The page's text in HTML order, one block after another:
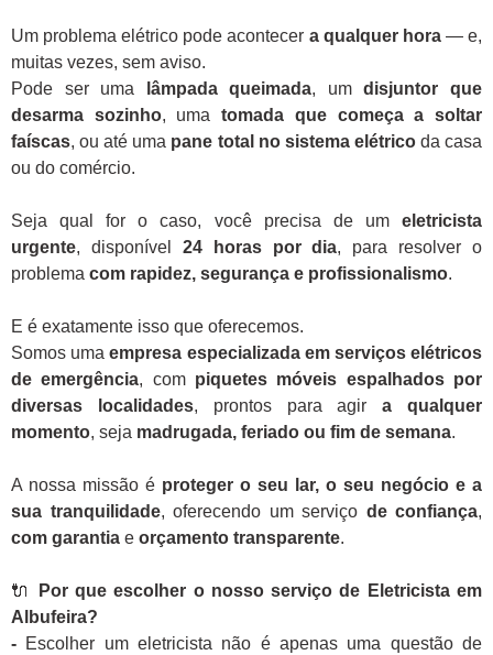
Um problema elétrico pode acontecer a qualquer hora— e,
muitas vezes, sem aviso.
Pode ser uma
lâmpada queimada, umdisjuntor que
desarma sozinho, umatomada que começa a soltar
faíscas, ou até uma pane total no sistema elétricoda casa
ou do comércio.
Seja qual for o caso, você precisa de um eletricista
urgente, disponível 24 horas por dia, para resolver o
problema com rapidez, segurança e profissionalismo.
E é exatamente isso que oferecemos.
Somos umaempresa especializada em serviços elétricos
de emergência, com piquetes móveis espalhados por
diversas localidades, prontos para agira qualquer
momento, seja madrugada, feriado ou fim de semana.
A nossa missão é proteger o seu lar, o seu negócio e a
sua tranquilidade, oferecendo um serviço de confiança,
com garantia e orçamento transparente.
🔌
Por que escolher o nosso serviço de Eletricista em
Albufeira?
- Escolher um eletricista não é apenas uma questão de